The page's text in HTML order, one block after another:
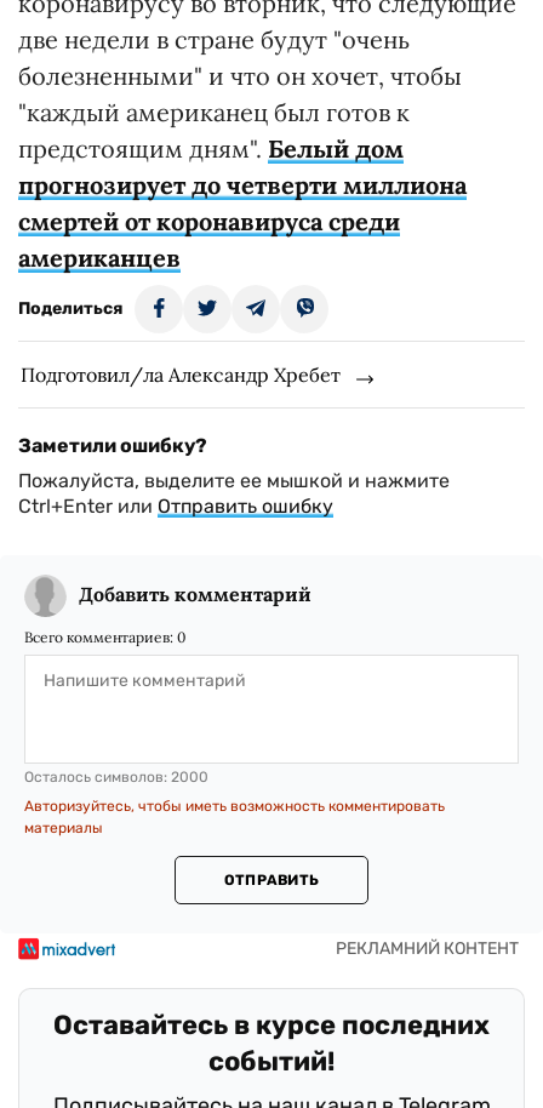
две недели в стране будут "очень
болезненными" и что он хочет, чтобы
"каждый американец был готов к
предстоящим дням". Белый дом
прогнозирует до четверти миллиона
смертей от коронавируса среди
американцев
Поделиться
Подготовил/ла Александр Хребет
Заметили ошибку?
Пожалуйста, выделите ее мышкой и нажмите
Ctrl+Enter или Отправить ошибку
Добавить комментарий
Всего комментариев: 0
Осталось символов: 2000
Авторизуйтесь, чтобы иметь возможность комментировать
материалы
ОТПРАВИТЬ
Оставайтесь в курсе последних
событий!